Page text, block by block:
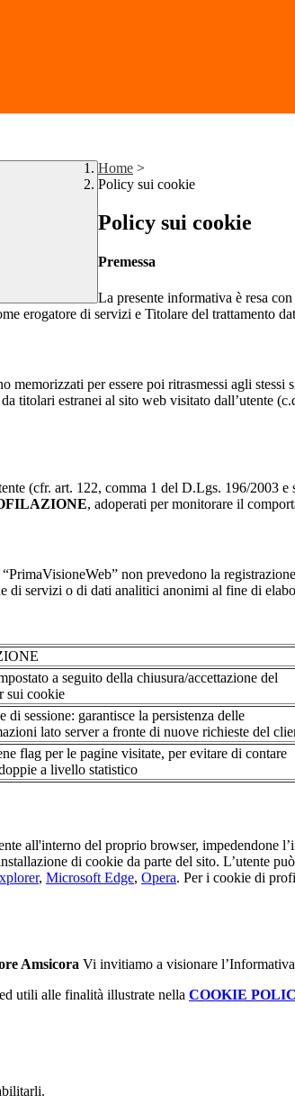
Home >
Policy sui cookie
Policy sui cookie
Premessa
La presente informativa è resa
erogatore di servizi e Titolare del trattamento
per essere poi ritrasmessi agli stessi
titolari estranei al sito web visitato dall’utente
(cfr. art. 122, comma 1 del D.Lgs. 196/2003 e
, adoperati per monitorare il
non prevedono la
servizi o di dati analitici anonimi al fine di
a seguito della chiusura/accettazione del
sui cookie
di sessione: garantisce la persistenza delle
lato server a fronte di nuove richieste del
flag per le pagine visitate, per evitare di contare
a livello statistico
all'interno del proprio browser, impedendone
di cookie da parte del sito. L’utente
, Microsoft Edge, Opera. Per i cookie di
Amsicora Vi invitiamo a visionare
utili alle finalità illustrate nella COOKIE